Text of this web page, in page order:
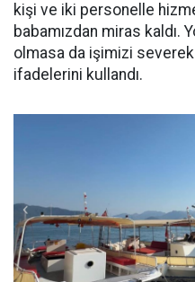
kişi ve iki personelle
babamızdan miras kaldı.
olmasa da işimizi
ifadelerini kullandı.